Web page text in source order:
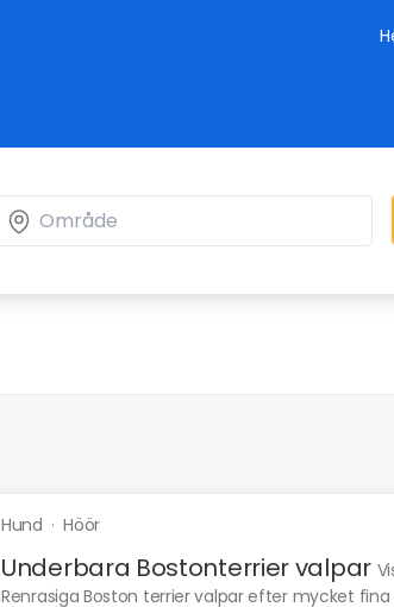
Hund ·Höör
Underbara Bostonterrier valpar
Renrasiga Boston terrier valpar efter mycket